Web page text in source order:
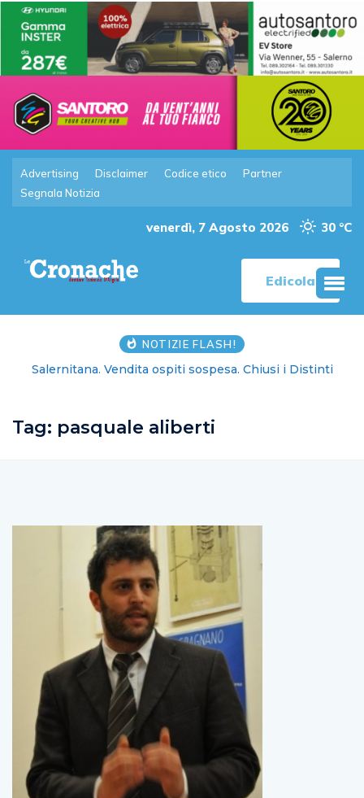
Advertising Disclaimer Codice etico
Partner
Segnala Notizia
venerdì, 7 Agosto 2026 30 °C
Edicola
NOTIZIE FLASH!
Salernitana. Vendita ospiti sospesa. Chiusi i Distinti
Tag: pasquale aliberti